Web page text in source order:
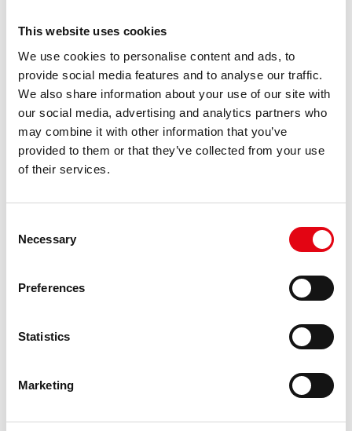
This website uses cookies
We use cookies to personalise content and ads, to
provide social media features and to analyse our traffic.
We also share information about your use of our site with
our social media, advertising and analytics partners who
may combine it with other information that you’ve
provided to them or that they’ve collected from your use
of their services.
Selection
Necessary
Preferences
Statistics
Marketing
Systèmes de raccords à sertir en Cupronickel, marinePRES /
https://www.racmet.com/fr-ww/marine-pres.aspx
Les raccords sont équipés d'une chambre toroïdale à profil « M »
optimisée sur la base de l'expérience de Raccorderie Metalliche,
dans laquelle unjointtoriqueFKM vert développé par Raccorderie
Metalliche est monté directement en usine, résultat d'une innovation
[...]
Systèmes de raccords à sertir en cuivre et bronze, aesPRES /
Les raccords sont équipés d’une chambre toroïdale à profil en M,
optimisée grâce à l’expertise de Raccorderie Metalliche, dans
d’une innovation brevetée, est monté en usine. ... Une gamme de [...]